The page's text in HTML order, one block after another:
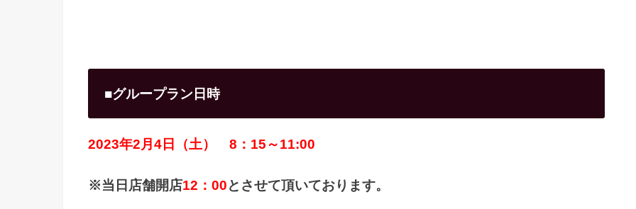
■グループラン日時
2023年2月4日（土） 8：15～11:00
※当日店舗開店12：00とさせて頂いております。